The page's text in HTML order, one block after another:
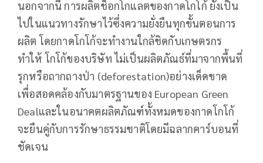
นอกจากนี้ การผลิตช็อกโกแลตของกาดโกโก้ ยังเป็น
ไปในแนวทางรักษาไว้ซึ่งความยั่งยืนทุกขั้นตอนการ
ผลิต โดยกาดโกโก้จะทำงานใกล้ชิดกับเกษตรกร
ทำให้ โกโก้ของบริษัท ไม่เป็นผลิตภัณธ์ที่มาจากพื้นที่
รุกหรือถากถางป่า (deforestation)อย่างเด็ดขาด
เพื่อสอดคล้องกับมาตรฐานของ European Green
Dealและในอนาคตผลิตภัณฑ์ทั้งหมดของกาดโกโก้
จะยืนคู่กับการรักษาธรรมชาติโดยมีฉลากคาร์บอนที่
ชัดเจน